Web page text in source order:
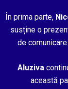
În prima parte,
susține o
de
Aluziva
această